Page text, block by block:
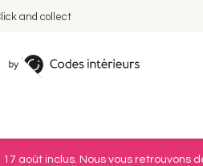
and collect
août inclus. Nous vous retrouvons